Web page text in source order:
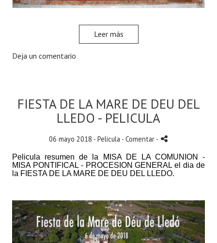
Leer más
Deja un comentario
FIESTA DE LA MARE DE DEU DEL
LLEDO - PELICULA
06 mayo 2018 - Pelicula - Comentar -
Pelicula resumen de la MISA DE LA COMUNION -
MISA PONTIFICAL - PROCESION GENERAL el dia de
la FIESTA DE LA MARE DE DEU DEL LLEDO.